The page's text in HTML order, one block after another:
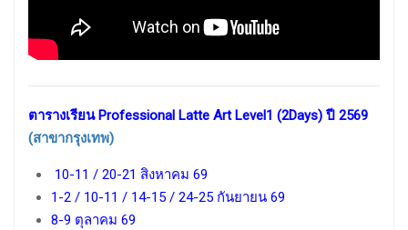
ตารางเรียน Professional Latte Art Level1 (2Days) ปี 2569
(สาขากรุงเทพ)
10-11 / 20-21 สิงหาคม 69
1-2 / 10-11 / 14-15 / 24-25 กันยายน 69
8-9 ตุลาคม 69